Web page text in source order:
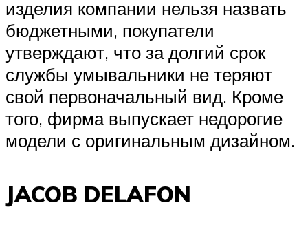
изделия компании нельзя назвать
бюджетными, покупатели
утверждают, что за долгий срок
службы умывальники не теряют
свой первоначальный вид. Кроме
того, фирма выпускает недорогие
модели с оригинальным дизайном.
JACOB DELAFON